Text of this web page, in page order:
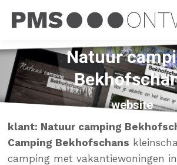
Natuur
website
klant: Natuur camping
Camping Bekhofschans
camping met vakantiewoningen